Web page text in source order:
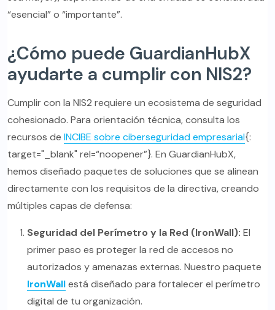
“esencial” o “importante”.
¿Cómo puede GuardianHubX
ayudarte a cumplir con NIS2?
Cumplir con la NIS2 requiere un ecosistema de seguridad
cohesionado. Para orientación técnica, consulta los
recursos de INCIBE sobre ciberseguridad empresarial{:
target="_blank" rel=“noopener”}. En GuardianHubX,
hemos diseñado paquetes de soluciones que se alinean
directamente con los requisitos de la directiva, creando
múltiples capas de defensa:
Seguridad del Perímetro y la Red (IronWall): El
primer paso es proteger la red de accesos no
autorizados y amenazas externas. Nuestro paquete
IronWallestá diseñado para fortalecer el perímetro
digital de tu organización.